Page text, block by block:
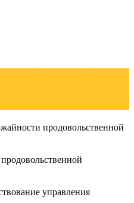
продовольственной
управления